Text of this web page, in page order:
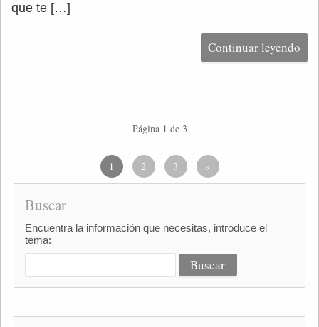
que te […]
Continuar leyendo
Página 1 de 3
1 2 3 »
Buscar
Encuentra la información que necesitas, introduce el
tema: